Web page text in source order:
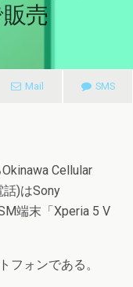
売
Mail SMS
Cellular
話)はSony
端末「Xperia 5 V
フォンである。